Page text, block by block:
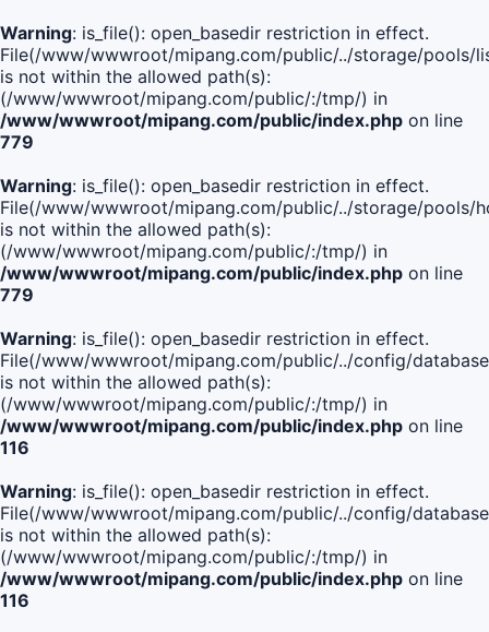
Warning: is_file(): open_basedir restriction in effect.
File(/www/wwwroot/mipang.com/public/../storage/pools/
is not within the allowed path(s):
(/www/wwwroot/mipang.com/public/:/tmp/) in
/www/wwwroot/mipang.com/public/index.php on line
779
Warning: is_file(): open_basedir restriction in effect.
File(/www/wwwroot/mipang.com/public/../storage/pools/
is not within the allowed path(s):
(/www/wwwroot/mipang.com/public/:/tmp/) in
/www/wwwroot/mipang.com/public/index.php on line
779
Warning: is_file(): open_basedir restriction in effect.
File(/www/wwwroot/mipang.com/public/../config/
is not within the allowed path(s):
(/www/wwwroot/mipang.com/public/:/tmp/) in
/www/wwwroot/mipang.com/public/index.php on line
116
Warning: is_file(): open_basedir restriction in effect.
File(/www/wwwroot/mipang.com/public/../config/
is not within the allowed path(s):
(/www/wwwroot/mipang.com/public/:/tmp/) in
/www/wwwroot/mipang.com/public/index.php on line
116